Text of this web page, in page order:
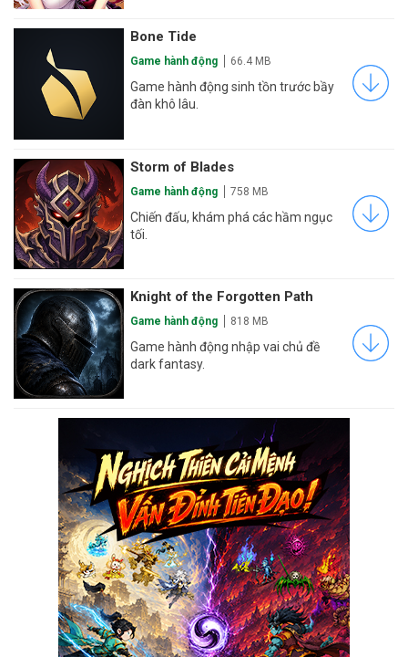
Bone Tide
Game hành động 66.4 MB
Game hành động sinh tồn trước bầy
đàn khô lâu.
Storm of Blades
Game hành động 758 MB
Chiến đấu, khám phá các hầm ngục
tối.
Knight of the Forgotten Path
Game hành động 818 MB
Game hành động nhập vai chủ đề
dark fantasy.